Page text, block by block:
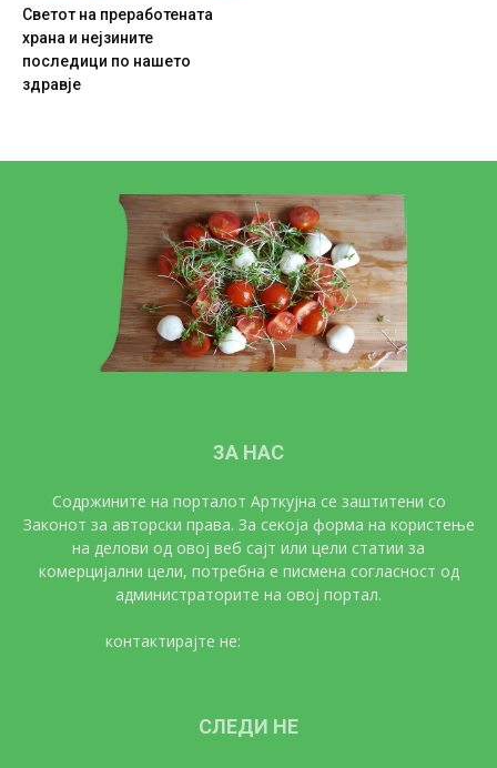
Светот на преработената
храна и нејзините
последици по нашето
здравје
ЗА НАС
Содржините на порталот Арткујна се заштитени со
Законот за авторски права. За секоја форма на користење
на делови од овој веб сајт или цели статии за
комерцијални цели, потребна е писмена согласност од
администраторите на овој портал.
контактирајте не:
СЛЕДИ НЕ